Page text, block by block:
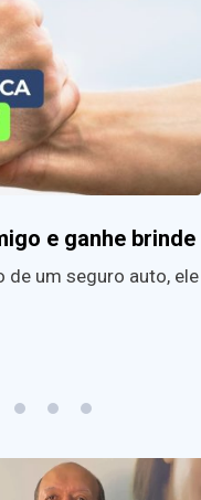
e ganhe brinde
de um seguro auto, ele